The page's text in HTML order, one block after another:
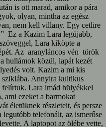
is ott marad, amikor a pára
olyan, mintha az egész
nem kell villany. Egy cetlire
Ez a Kazim Lara legújabb,
Lara kiköpte a
Az aranyláncos vén török
hullámok közül, lapát kezét
volt. Kazim a mi kis
sziklába. Annyira kultikus
felírtuk. Lara imád hülyékkel
ami ezeket a barmokat
életüknek részleteit, és persze
telefonált, az ismerőse
A laptopot az ölébe vette,